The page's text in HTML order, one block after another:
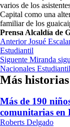
varios de los
Capital como una
familiar de los
Prensa Alcaldía de
Navegación
de
entradas
AnteriorJosué
Estudiantil
Siguente Miranda
Nacionales
Más historias
Más de 190
comunitarias en
Roberts Delgado